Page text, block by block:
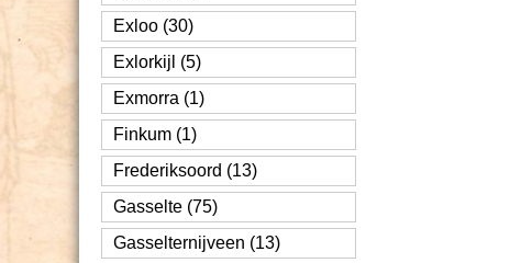
Exloo (30)
Exlorkijl (5)
Exmorra (1)
Finkum (1)
Frederiksoord (13)
Gasselte (75)
Gasselternijveen (13)